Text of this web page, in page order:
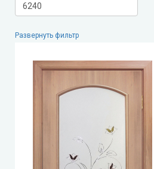
Terminus (Терминус)
Leador Express (Леадор Экспресс)
Развернуть фильтр